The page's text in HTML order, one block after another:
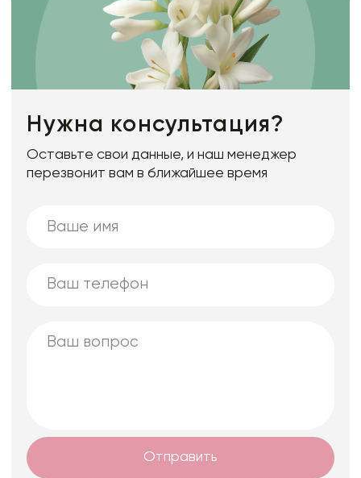
Нужна консультация?
Оставьте свои данные, и наш менеджер
перезвонит вам в ближайшее время
Отправить